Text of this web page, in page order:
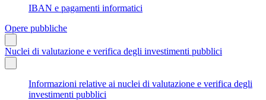
IBAN e pagamenti informatici
Opere pubbliche
Nuclei di valutazione e verifica degli investimenti pubblici
Informazioni relative ai nuclei di valutazione e verifica degli
investimenti pubblici